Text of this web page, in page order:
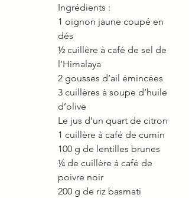
Ingrédients :
1 oignon jaune coupé en
dés
½ cuillère à café de sel de
l’Himalaya
2 gousses d’ail émincées
3 cuillères à soupe d’huile
d’olive
Le jus d’un quart de citron
1 cuillère à café de cumin
100 g de lentilles brunes
¼ de cuillère à café de
poivre noir
200 g de riz basmati